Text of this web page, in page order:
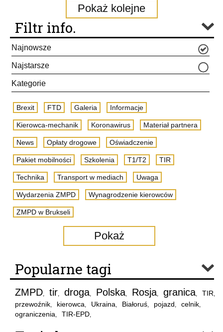
Pokaż kolejne
Filtr info.
Najnowsze
Najstarsze
Kategorie
Brexit FTD Galeria Informacje
Kierowca-mechanik Koronawirus Materiał partnera
News Opłaty drogowe Oświadczenie
Pakiet mobilności Szkolenia T1/T2 TIR
Technika Transport w mediach Uwaga
Wydarzenia ZMPD Wynagrodzenie kierowców
ZMPD w Brukseli
Pokaż
Popularne tagi
ZMPD, tir, droga, Polska, Rosja, granica, TIR,
przewoźnik, kierowca, Ukraina, Białoruś, pojazd, celnik,
ograniczenia, TIR-EPD,